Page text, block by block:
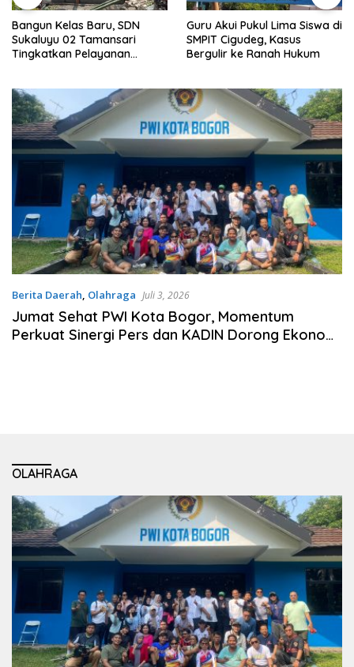
Bangun Kelas Baru, SDN
Sukaluyu 02 Tamansari
Tingkatkan Pelayanan
Guru Akui Pukul Lima Siswa di
SMPIT Cigudeg, Kasus
Bergulir ke Ranah Hukum
Berita Daerah, Olahraga Juli 3, 2026
Jumat Sehat PWI Kota Bogor, Momentum
Perkuat Sinergi Pers dan KADIN Dorong Ekonomi
OLAHRAGA